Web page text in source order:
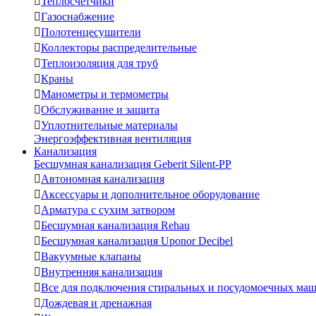
Газоснабжение
Полотенцесушители
Коллекторы распределительные
Теплоизоляция для труб
Краны
Манометры и термометры
Обслуживание и защита
Уплотнительные материалы
Энергоэффективная вентиляция
Канализация
Бесшумная канализация Geberit Silent-PP
Автономная канализация
Аксессуары и дополнительное оборудование
Арматура с сухим затвором
Бесшумная канализация Rehau
Бесшумная канализация Uponor Decibel
Вакуумные клапаны
Внутренняя канализация
Все для подключения стиральных и посудомоечных
Дождевая и дренажная